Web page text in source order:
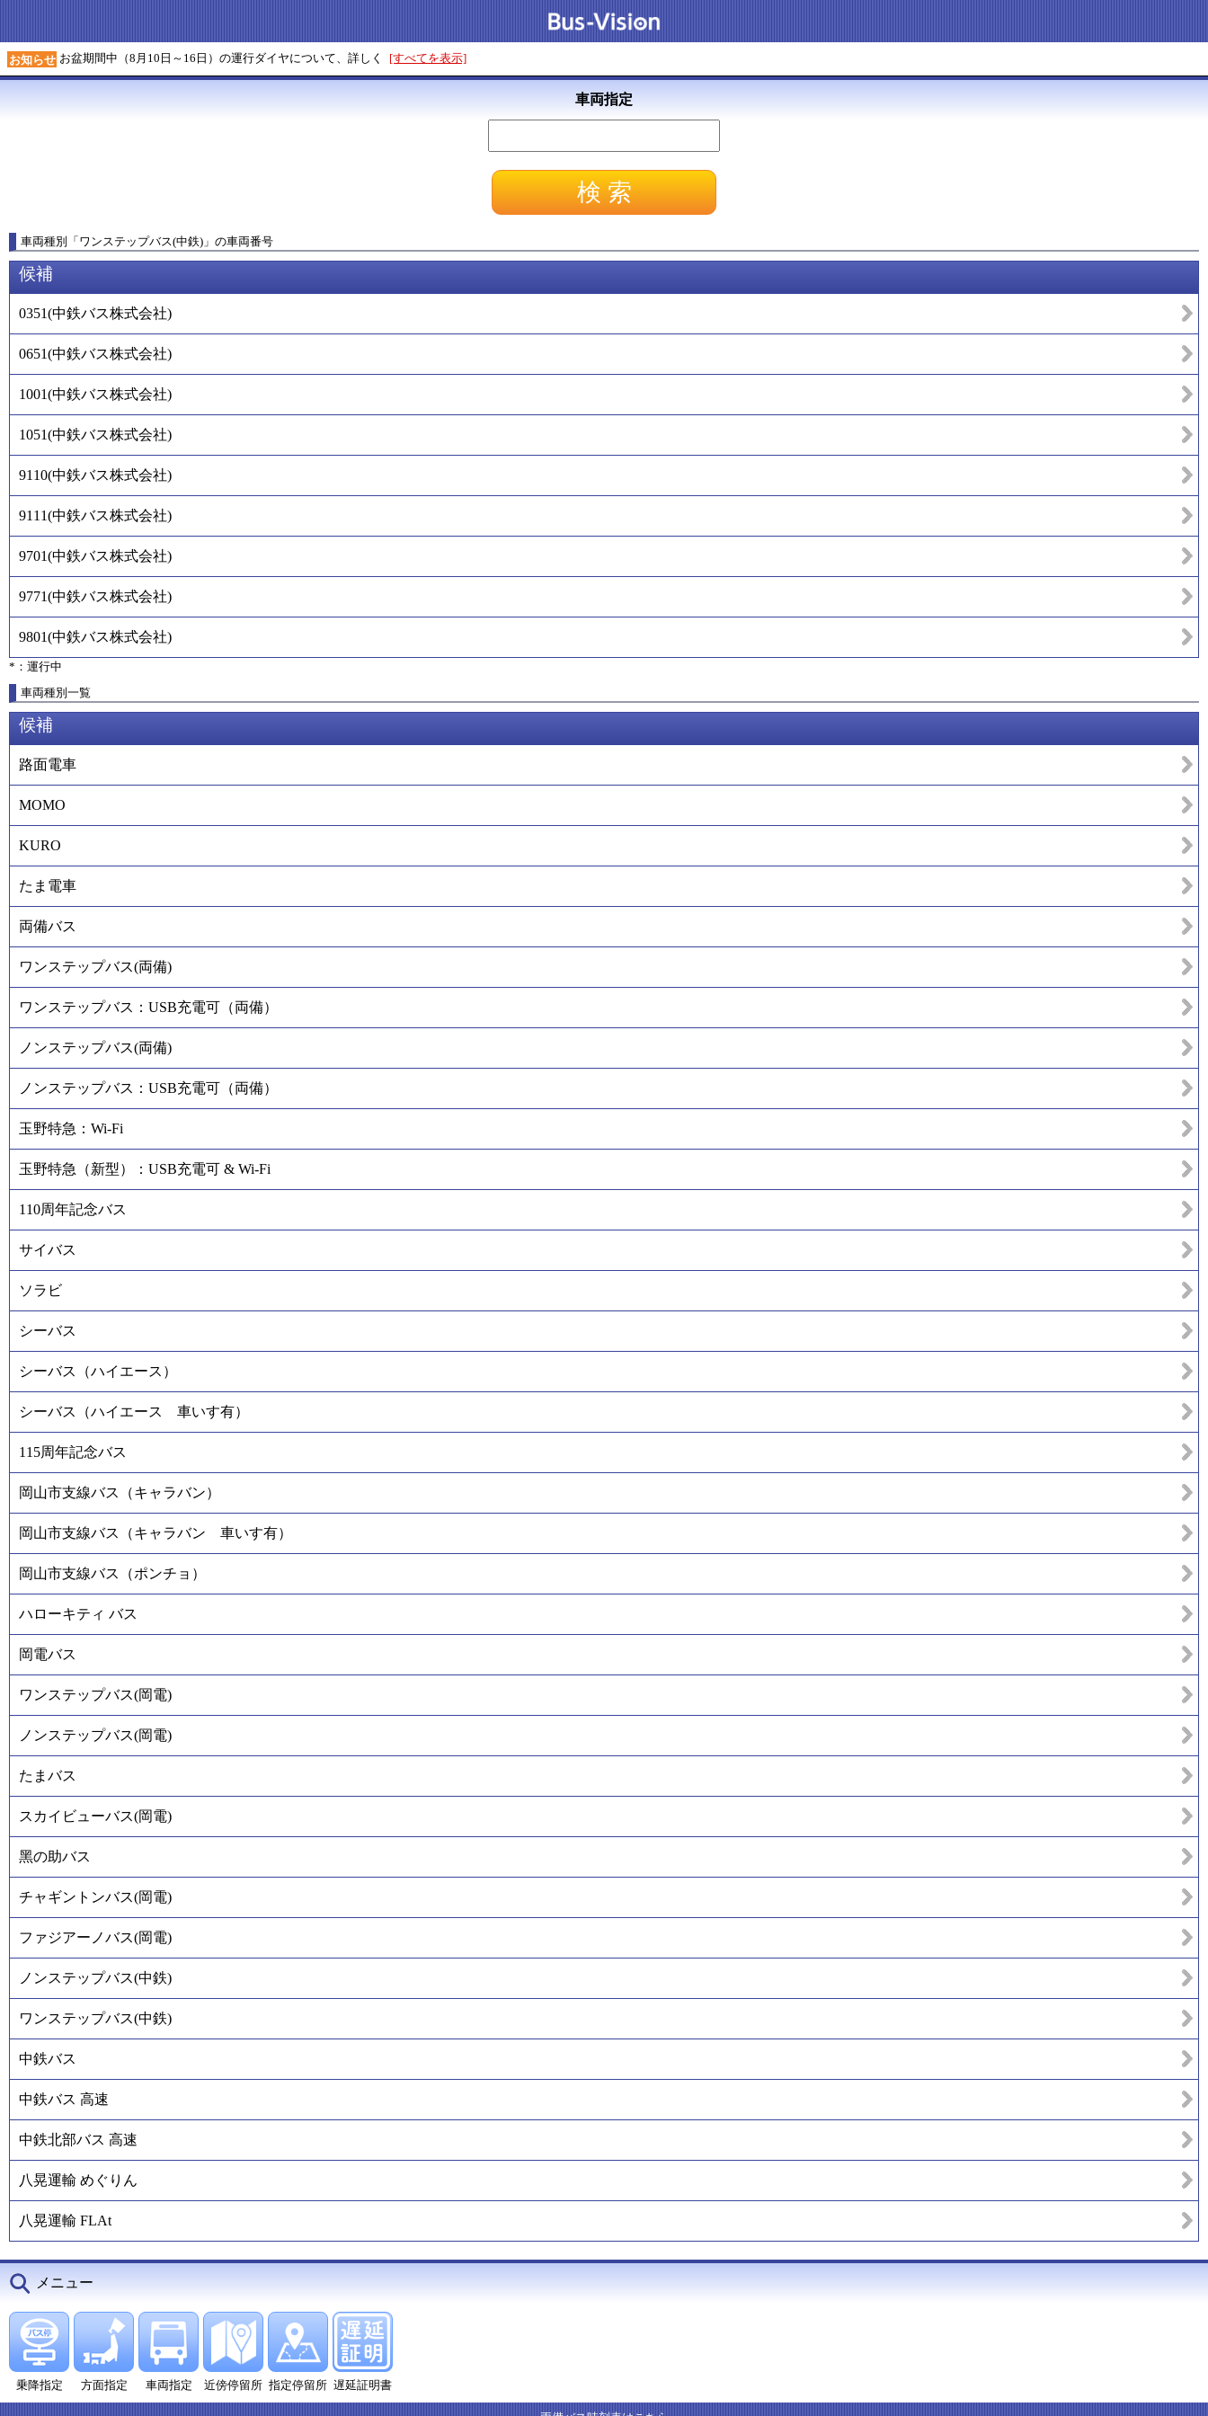
お知らせ お盆期間中（8月10日～16日）の運行ダイヤについて、詳しく [すべてを表示]
車両指定
車両種別 「ワンステップバス(中鉄) 」 の車両番号
候補
0351(中鉄バス株式会社)
0651(中鉄バス株式会社)
1001(中鉄バス株式会社)
1051(中鉄バス株式会社)
9110(中鉄バス株式会社)
9111(中鉄バス株式会社)
9701(中鉄バス株式会社)
9771(中鉄バス株式会社)
9801(中鉄バス株式会社)
*：運行中
車両種別一覧
候補
路面電車
MOMO
KURO
たま電車
両備バス
ワンステップバス(両備)
ワンステップバス：USB充電可（両備）
ノンステップバス(両備)
ノンステップバス：USB充電可（両備）
玉野特急：Wi-Fi
玉野特急（新型）：USB充電可 & Wi-Fi
110周年記念バス
サイバス
ソラビ
シーバス
シーバス（ハイエース）
シーバス（ハイエース 車いす有）
115周年記念バス
岡山市支線バス（キャラバン）
岡山市支線バス（キャラバン 車いす有）
岡山市支線バス（ポンチョ）
ハローキティ バス
岡電バス
ワンステップバス(岡電)
ノンステップバス(岡電)
たまバス
スカイビューバス(岡電)
黑の助バス
チャギントンバス(岡電)
ファジアーノバス(岡電)
ノンステップバス(中鉄)
ワンステップバス(中鉄)
中鉄バス
中鉄バス 高速
中鉄北部バス 高速
八晃運輸 めぐりん
八晃運輸 FLAt
メニュー
乗降指定 方面指定 車両指定 近傍停留所 指定停留所 遅延証明書